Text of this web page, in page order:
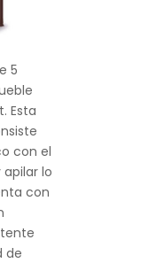
5
Esta
con el
lo
con
de